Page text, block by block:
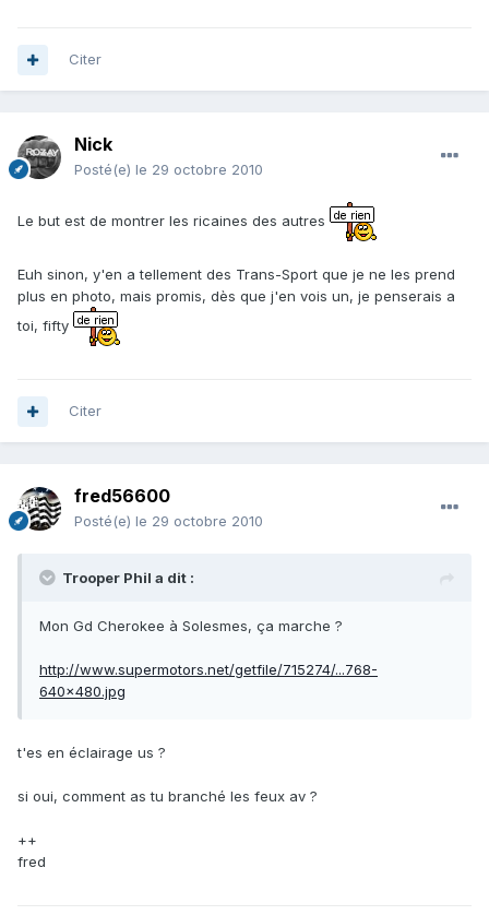
Citer
Nick
Posté(e) le 29 octobre 2010
Le but est de montrer les ricaines des autres
Euh sinon, y'en a tellement des Trans-Sport que je ne les prend
plus en photo, mais promis, dès que j'en vois un, je penserais a
toi, fifty
Citer
fred56600
Posté(e) le 29 octobre 2010
Trooper Phil a dit :
Mon Gd Cherokee à Solesmes, ça marche ?
http://www.supermotors.net/getfile/715274/...768-
640x480.jpg
t'es en éclairage us ?
si oui, comment as tu branché les feux av ?
++
fred